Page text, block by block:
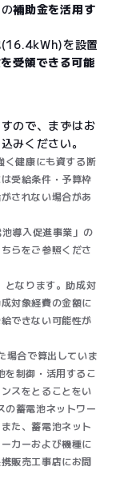
補助金を活用す
(16.4kWh)を設置
受領できる可能
ので、まずはお
みください。
く健康にも資する断
受給条件・予算枠
されない場合があ
導入促進事業」の
らをご参照くださ
となります。助成対
対象経費の金額に
できない可能性が
合で算出していま
を制御・活用するこ
スをとることをい
の蓄電池ネットワー
た、蓄電池ネット
カーおよび機種に
販売工事店にお問